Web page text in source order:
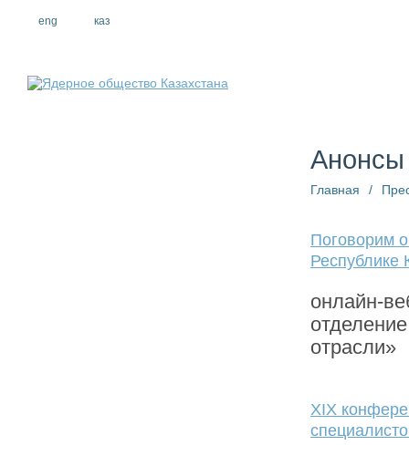
eng каз
Анонсы
Главная /
Поговорим
Республике
онлайн-
отрасли»
ХIХ